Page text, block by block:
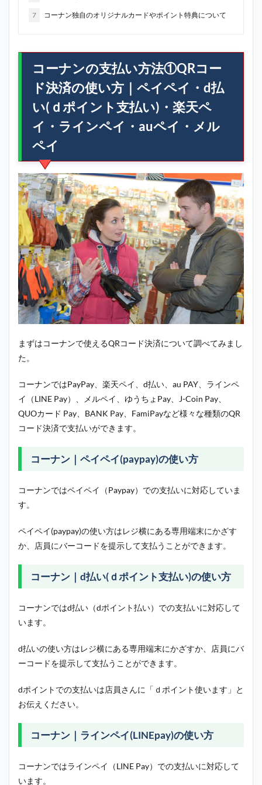
7 コーナン独自のオリジナルカードやポイント特典について
コーナンの支払い方法①QRコー
ド決済の使い方｜ペイペイ・d払
い(ｄポイント支払い)・楽天ペ
イ・ラインペイ・auペイ・メル
ペイ
まずはコーナンで使えるQRコード決済について調べてみまし
た。
コーナンではPayPay、楽天ペイ、d払い、au PAY、ラインペ
イ（LINE Pay）、メルペイ、ゆうちょPay、J-Coin Pay、
QUOカード Pay、BANK Pay、FamiPayなど様々な種類のQR
コード決済で支払いができます。
コーナン｜ペイペイ(paypay)の使い方
コーナンではペイペイ（Paypay）での支払いに対応していま
す。
ペイペイ(paypay)の使い方はレジ横にある専用端末にかざす
か、店員にバーコードを提示して支払うことができます。
コーナン｜d払い(ｄポイント支払い)の使い方
コーナンではd払い（dポイント払い）での支払いに対応して
います。
d払いの使い方はレジ横にある専用端末にかざすか、店員にバ
ーコードを提示して支払うことができます。
dポイントでの支払いは店員さんに「ｄポイント使います」と
お伝えください。
コーナン｜ラインペイ(LINEpay)の使い方
コーナンではラインペイ（LINE Pay）での支払いに対応して
います。